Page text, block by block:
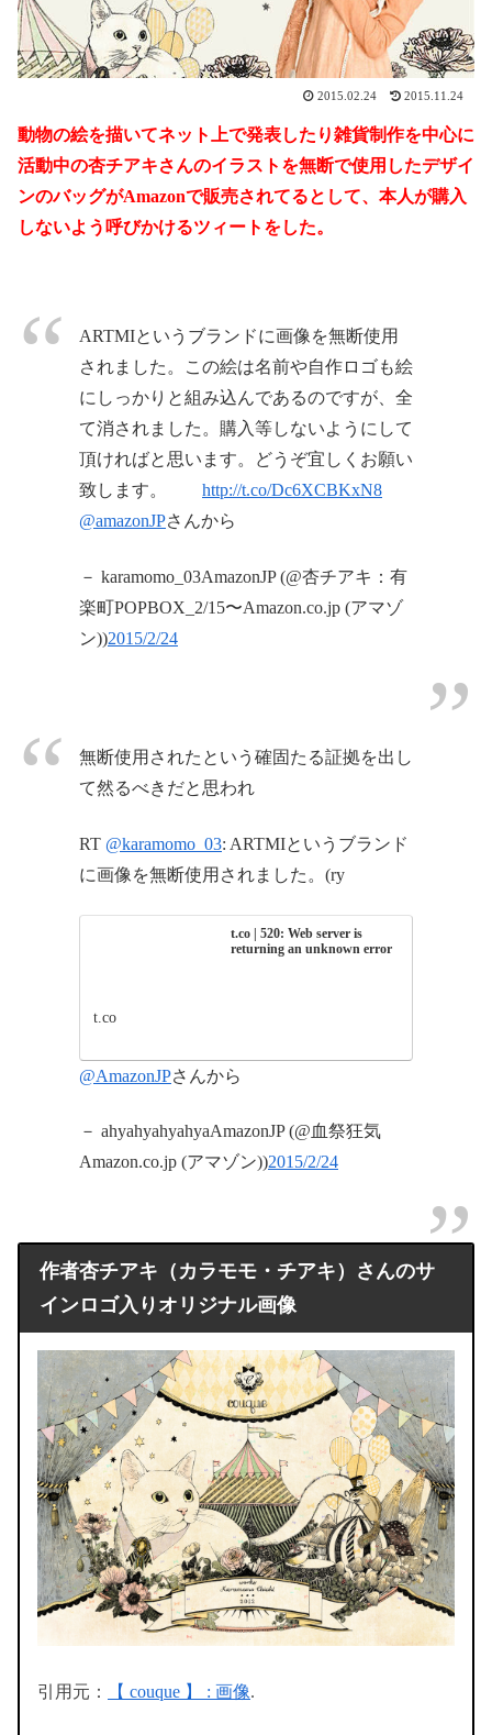
2015.02.24 2015.11.24
動物の絵を描いてネット上で発表したり雑貨制作を中心に
活動中の杏チアキさんのイラストを無断で使用したデザイ
ンのバッグがAmazonで販売されてるとして、本人が購入
しないよう呼びかけるツィートをした。
ARTMIというブランドに画像を無断使用
されました。この絵は名前や自作ロゴも絵
にしっかりと組み込んであるのですが、全
て消されました。購入等しないようにして
頂ければと思います。どうぞ宜しくお願い
致します。 http://t.co/Dc6XCBKxN8
@amazonJPさんから
－ karamomo_03AmazonJP (@杏チアキ：有
楽町POPBOX_2/15〜Amazon.co.jp (アマゾ
ン))2015/2/24
無断使用されたという確固たる証拠を出し
て然るべきだと思われ
RT @karamomo_03: ARTMIというブランド
に画像を無断使用されました。(ry
t.co | 520: Web server is
returning an unknown error
t.co
@AmazonJPさんから
－ ahyahyahyahyaAmazonJP (@血祭狂気
Amazon.co.jp (アマゾン))2015/2/24
作者杏チアキ（カラモモ・チアキ）さんのサ
インロゴ入りオリジナル画像
引用元： 【 couque 】 : 画像.